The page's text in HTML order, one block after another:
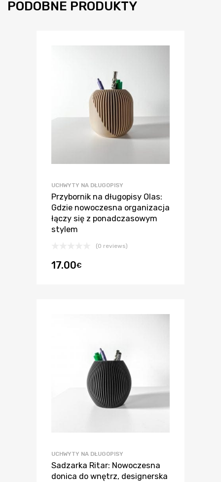
PODOBNE PRODUKTY
UCHWYTY NA DŁUGOPISY
Przybornik na długopisy Olas:
Gdzie nowoczesna organizacja
łączy się z ponadczasowym
stylem
(0 reviews)
17.00€
UCHWYTY NA DŁUGOPISY
Sadzarka Ritar: Nowoczesna
donica do wnętrz, designerska